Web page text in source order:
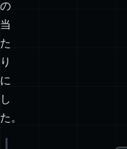
動
く
の
を
目
の
当
た